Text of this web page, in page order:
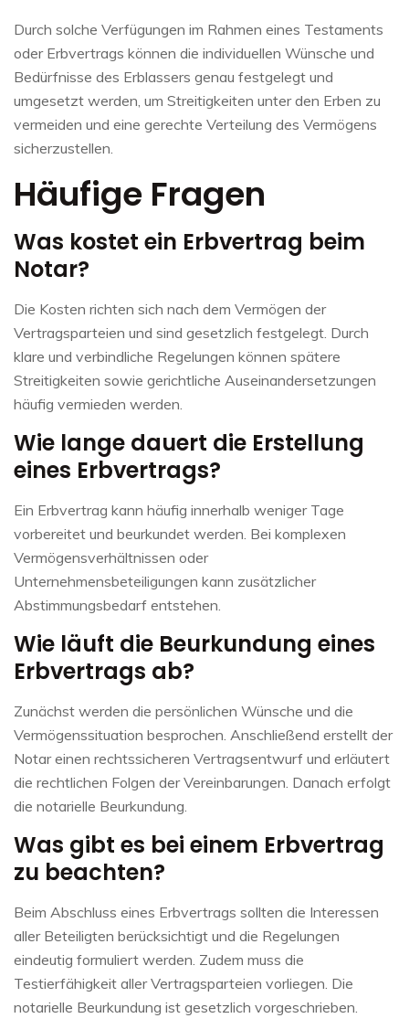
Durch solche Verfügungen im Rahmen eines Testaments
oder Erbvertrags können die individuellen Wünsche und
Bedürfnisse des Erblassers genau festgelegt und
umgesetzt werden, um Streitigkeiten unter den Erben zu
vermeiden und eine gerechte Verteilung des Vermögens
sicherzustellen.
Häufige Fragen
Was kostet ein Erbvertrag beim
Notar?
Die Kosten richten sich nach dem Vermögen der
Vertragsparteien und sind gesetzlich festgelegt. Durch
klare und verbindliche Regelungen können spätere
Streitigkeiten sowie gerichtliche Auseinandersetzungen
häufig vermieden werden.
Wie lange dauert die Erstellung
eines Erbvertrags?
Ein Erbvertrag kann häufig innerhalb weniger Tage
vorbereitet und beurkundet werden. Bei komplexen
Vermögensverhältnissen oder
Unternehmensbeteiligungen kann zusätzlicher
Abstimmungsbedarf entstehen.
Wie läuft die Beurkundung eines
Erbvertrags ab?
Zunächst werden die persönlichen Wünsche und die
Vermögenssituation besprochen. Anschließend erstellt der
Notar einen rechtssicheren Vertragsentwurf und erläutert
die rechtlichen Folgen der Vereinbarungen. Danach erfolgt
die notarielle Beurkundung.
Was gibt es bei einem Erbvertrag
zu beachten?
Beim Abschluss eines Erbvertrags sollten die Interessen
aller Beteiligten berücksichtigt und die Regelungen
eindeutig formuliert werden. Zudem muss die
Testierfähigkeit aller Vertragsparteien vorliegen. Die
notarielle Beurkundung ist gesetzlich vorgeschrieben.